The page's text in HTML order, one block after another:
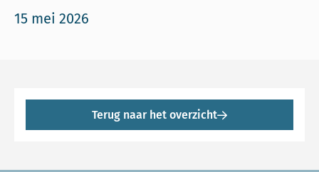
15 mei 2026
Terug naar het overzicht